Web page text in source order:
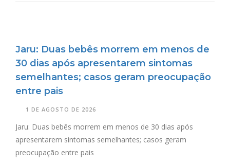
Jaru: Duas bebês morrem em menos de
30 dias após apresentarem sintomas
semelhantes; casos geram preocupação
entre pais
1 DE AGOSTO DE 2026
Jaru: Duas bebês morrem em menos de 30 dias após
apresentarem sintomas semelhantes; casos geram
preocupação entre pais